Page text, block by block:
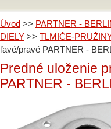
Úvod >> PARTNER -
DIELY >> TLMIČE-
ľavé/pravé PARTNER -
Predné uloženie
PARTNER -